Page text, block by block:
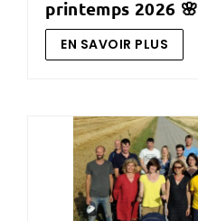
printemps 2026 🌸
EN SAVOIR PLUS